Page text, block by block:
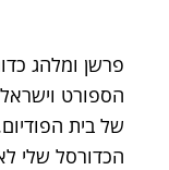
פרשן ומלהג
הספורט
של בית
הכדורסל שלי